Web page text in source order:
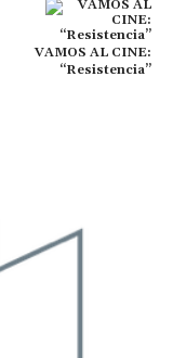
VAMOS AL CINE:
“Resistencia”